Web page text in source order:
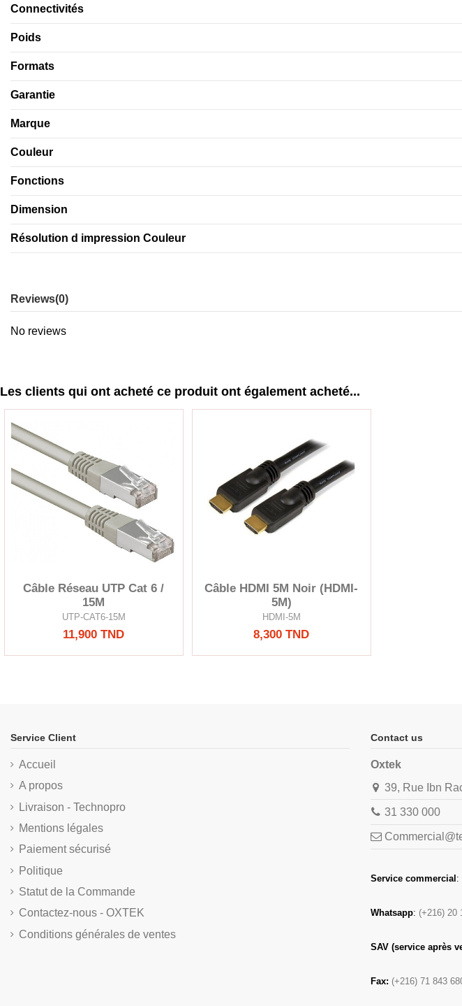
Connectivités
Poids
Formats
Garantie
Marque
Couleur
Fonctions
Dimension
Résolution d impression Couleur
Reviews(0)
No reviews
Les clients qui ont acheté ce produit ont également acheté...
Câble Réseau UTP Cat 6 /
15M
UTP-CAT6-15M
11,900 TND
Câble HDMI 5M Noir (HDMI-
5M)
HDMI-5M
8,300 TND
Service Client
Accueil
A propos
Livraison - Technopro
Mentions légales
Paiement sécurisé
Politique
Statut de la Commande
Contactez-nous - OXTEK
Conditions générales de ventes
Contact us
Oxtek
39, Rue Ibn
31 330 000
Service commercial :
Whatsapp: (+216) 20
SAV (service après
Fax: (+216) 71 843